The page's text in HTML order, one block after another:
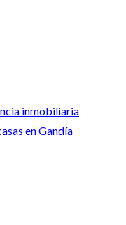
inmobiliaria
en Gandía